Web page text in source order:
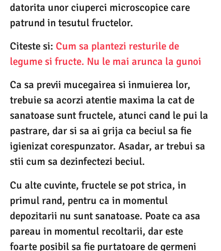
datorita unor ciuperci microscopice care
patrund in tesutul fructelor.
Citeste si: Cum sa plantezi resturile de
legume si fructe. Nu le mai arunca la gunoi
Ca sa previi mucegairea si inmuierea lor,
trebuie sa acorzi atentie maxima la cat de
sanatoase sunt fructele, atunci cand le pui la
pastrare, dar si sa ai grija ca beciul sa fie
igienizat corespunzator. Asadar, ar trebui sa
stii cum sa dezinfectezi beciul.
Cu alte cuvinte, fructele se pot strica, in
primul rand, pentru ca in momentul
depozitarii nu sunt sanatoase. Poate ca asa
pareau in momentul recoltarii, dar este
foarte posibil sa fie purtatoare de germeni